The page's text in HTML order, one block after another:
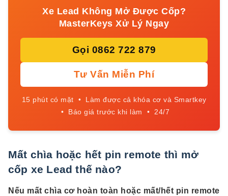
Xe Lead Không Mở Được Cốp?
MasterKeys Xử Lý Ngay
Gọi 0862 722 879
Tư Vấn Miễn Phí
15 phút có mặt • Làm được cả khóa cơ và Smartkey
• Báo giá trước khi làm • 24/7
Mất chìa hoặc hết pin remote thì mở
cốp xe Lead thế nào?
Nếu mất chìa cơ hoàn toàn hoặc mất/hết pin remote